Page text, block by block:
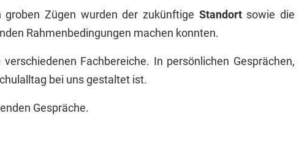
groben Zügen wurden der zukünftige Standortsowie die
Rahmenbedingungen machen konnten.
Fachbereiche. In persönlichen Gesprächen,
bei uns gestaltet ist.
Gespräche.